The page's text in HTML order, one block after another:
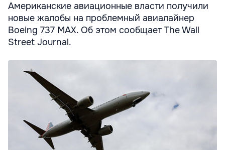
Американские авиационные власти получили
новые жалобы на проблемный авиалайнер
Boeing 737 MAX. Об этом сообщает The Wall
Street Journal.